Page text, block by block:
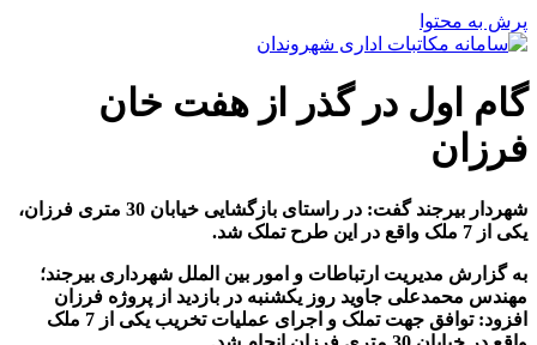
پرش به محتوا
گام اول در گذر از هفت خان
فرزان
شهردار بیرجند گفت: در راستای بازگشایی خیابان 30 متری فرزان،
یکی از 7 ملک واقع در این طرح تملک شد.
به گزارش مدیریت ارتباطات و امور بین الملل شهرداری بیرجند؛
مهندس محمدعلی جاوید روز یکشنبه در بازدید از پروژه فرزان
افزود: توافق جهت تملک و اجرای عملیات تخریب یکی از 7 ملک